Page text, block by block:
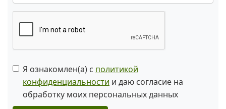
Я ознакомлен(а) с политикой
конфиденциальности и даю согласие на
обработку моих персональных данных